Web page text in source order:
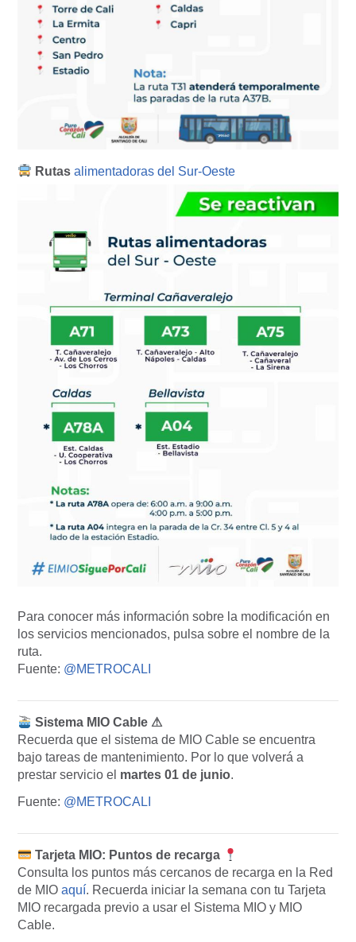
Rutasalimentadoras del Sur-Oeste
Para conocer más información sobre la modificación en
los servicios mencionados, pulsa sobre el nombre de la
ruta.
Fuente: @METROCALI
Sistema MIO Cable ⚠
Recuerda que el sistema de MIO Cable se encuentra
bajo tareas de mantenimiento. Por lo que volverá a
prestar servicio el martes 01 de junio.
Fuente: @METROCALI
Tarjeta MIO: Puntos de recarga
Consulta los puntos más cercanos de recarga en la Red
de MIO aquí. Recuerda iniciar la semana con tu Tarjeta
MIO recargada previo a usar el Sistema MIO y MIO
Cable.